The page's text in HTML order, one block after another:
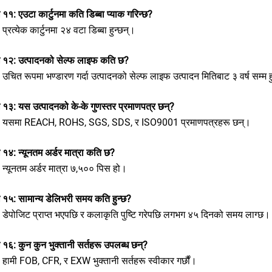
एउटा कार्टुनमा कति डिब्बा प्याक गरिन्छ?
प्रत्येक कार्टुनमा २४ वटा डिब्बा हुन्छन्।
१२: उत्पादनको सेल्फ लाइफ कति छ?
उचित रूपमा भण्डारण गर्दा उत्पादनको सेल्फ लाइफ उत्पादन मितिबाट ३ वर्ष सम्म
१३: यस उत्पादनको के-के गुणस्तर प्रमाणपत्र छन्?
यसमा REACH, ROHS, SGS, SDS, र ISO9001 प्रमाणपत्रहरू छन्।
१४: न्यूनतम अर्डर मात्रा कति छ?
न्यूनतम अर्डर मात्रा ७,५०० पिस हो।
१५: सामान्य डेलिभरी समय कति हुन्छ?
डेपोजिट प्राप्त भएपछि र कलाकृति पुष्टि गरेपछि लगभग ४५ दिनको समय लाग्छ।
१६: कुन कुन भुक्तानी सर्तहरू उपलब्ध छन्?
हामी FOB, CFR, र EXW भुक्तानी सर्तहरू स्वीकार गर्छौं।